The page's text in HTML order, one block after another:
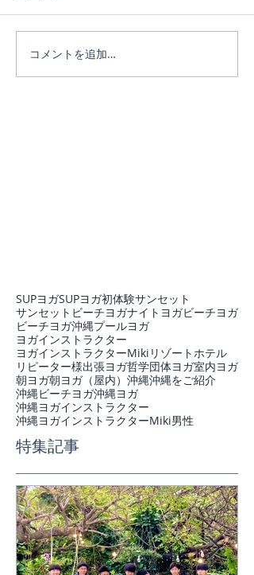
コメントを追加…
SUPヨガSUPヨガ初体験サンセット
サンセットビーチヨガナイトヨガビーチヨガ
ビーチヨガ沖縄プールヨガ
ヨガインストラクター
ヨガインストラクターMiki リゾートホテル
リピーター様出張ヨガ哲学団体ヨガ室内ヨガ
朝ヨガ朝ヨガ（屋内） 沖縄沖縄をご紹介
沖縄ビーチヨガ沖縄ヨガ
沖縄ヨガインストラクター
沖縄ヨガインストラクターMiki男性
特集記事